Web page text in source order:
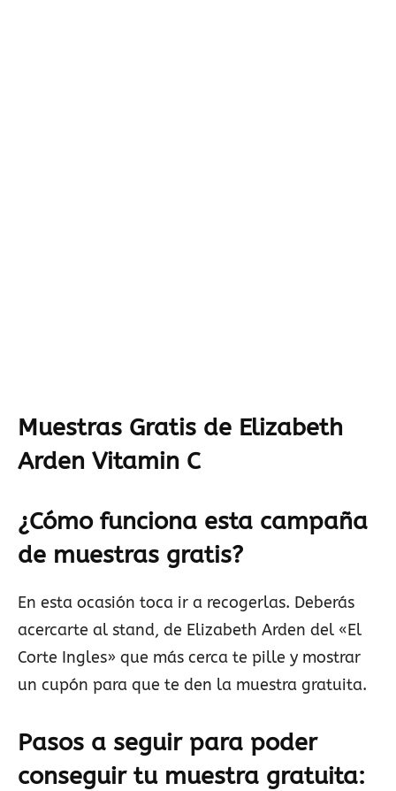
Muestras Gratis de Elizabeth
Arden Vitamin C
¿Cómo funciona esta campaña
de muestras gratis?
En esta ocasión toca ir a recogerlas. Deberás
acercarte al stand, de Elizabeth Arden del «El
Corte Ingles» que más cerca te pille y mostrar
un cupón para que te den la muestra gratuita.
Pasos a seguir para poder
conseguir tu muestra gratuita: